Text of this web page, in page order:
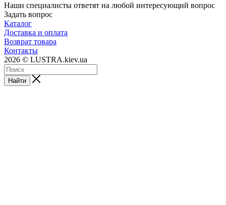
Наши специалисты ответят на любой интересующий вопрос
Задать вопрос
Каталог
Доставка и оплата
Возврат товара
Контакты
2026 © LUSTRA.kiev.ua
Найти